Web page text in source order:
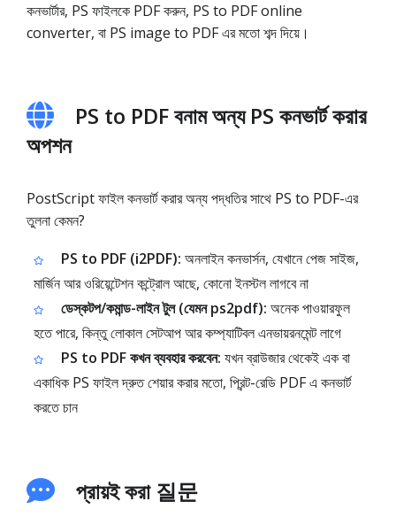
কনভার্টার, PS ফাইলকে PDF করুন, PS to PDF online
converter, বা PS image to PDF এর মতো শব্দ দিয়ে।
PS to PDF বনাম অন্য PS কনভার্ট করার
অপশন
PostScript ফাইল কনভার্ট করার অন্য পদ্ধতির সাথে PS to PDF-এর
তুলনা কেমন?
PS to PDF (i2PDF): অনলাইন কনভার্সন, যেখানে পেজ সাইজ,
মার্জিন আর ওরিয়েন্টেশন কন্ট্রোল আছে, কোনো ইনস্টল লাগবে না
ডেস্কটপ/কমান্ড-লাইন টুল (যেমন ps2pdf): অনেক পাওয়ারফুল
হতে পারে, কিন্তু লোকাল সেটআপ আর কম্প্যাটিবল এনভায়রনমেন্ট লাগে
PS to PDF কখন ব্যবহার করবেন: যখন ব্রাউজার থেকেই এক বা
একাধিক PS ফাইল দ্রুত শেয়ার করার মতো, প্রিন্ট-রেডি PDF এ কনভার্ট
করতে চান
প্রায়ই করা 질문